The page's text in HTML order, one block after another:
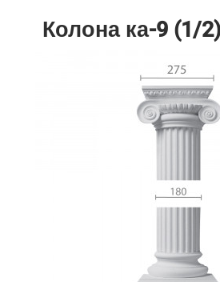
Колона ка-9 (1/